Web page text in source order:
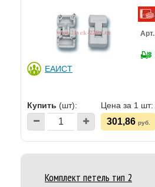
ЕАИСТ
Арт.
Купить (шт): Цена за 1 шт:
301,86 руб.
Комплект петель тип 2